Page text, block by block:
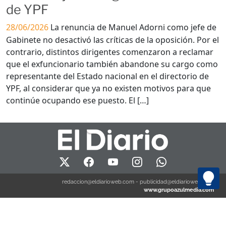
de YPF
28/06/2026 La renuncia de Manuel Adorni como jefe de
Gabinete no desactivó las críticas de la oposición. Por el
contrario, distintos dirigentes comenzaron a reclamar
que el exfuncionario también abandone su cargo como
representante del Estado nacional en el directorio de
YPF, al considerar que ya no existen motivos para que
continúe ocupando ese puesto. El […]
redaccion@eldiarioweb.com - publicidad@eldiarioweb.com
www.grupoazulmedia.com